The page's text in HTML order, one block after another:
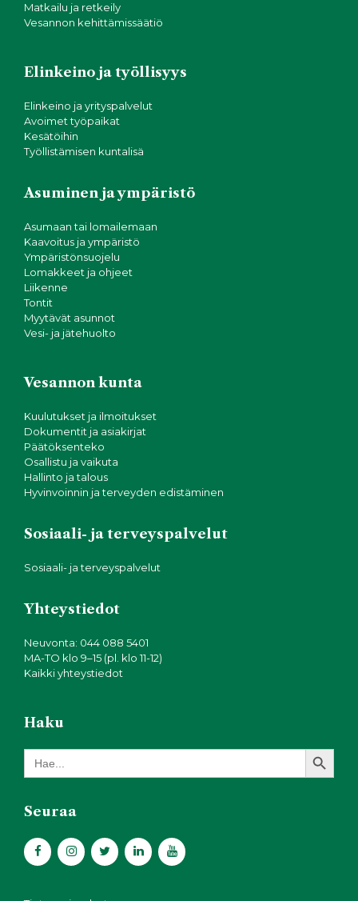
Matkailu ja retkeily
Vesannon kehittämissäätiö
Elinkeino ja työllisyys
Elinkeino ja yrityspalvelut
Avoimet työpaikat
Kesätöihin
Työllistämisen kuntalisä
Asuminen ja ympäristö
Asumaan tai lomailemaan
Kaavoitus ja ympäristö
Ympäristönsuojelu
Lomakkeet ja ohjeet
Liikenne
Tontit
Myytävät asunnot
Vesi- ja jätehuolto
Vesannon kunta
Kuulutukset ja ilmoitukset
Dokumentit ja asiakirjat
Päätöksenteko
Osallistu ja vaikuta
Hallinto ja talous
Hyvinvoinnin ja terveyden edistäminen
Sosiaali- ja terveyspalvelut
Sosiaali- ja terveyspalvelut
Yhteystiedot
Neuvonta: 044 088 5401
MA-TO klo 9–15 (pl. klo 11-12)
Kaikki yhteystiedot
Haku
Search
for:
Search Button
Seuraa